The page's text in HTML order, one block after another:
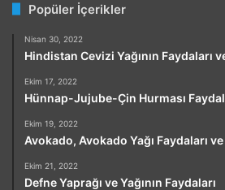
Popüler İçerikler
Nisan 30, 2022
Hindistan Cevizi Yağının Faydaları
Ekim 17, 2022
Hünnap-Jujube-Çin Hurması
Ekim 19, 2022
Avokado, Avokado Yağı Faydaları
Ekim 21, 2022
Defne Yaprağı ve Yağının Faydaları